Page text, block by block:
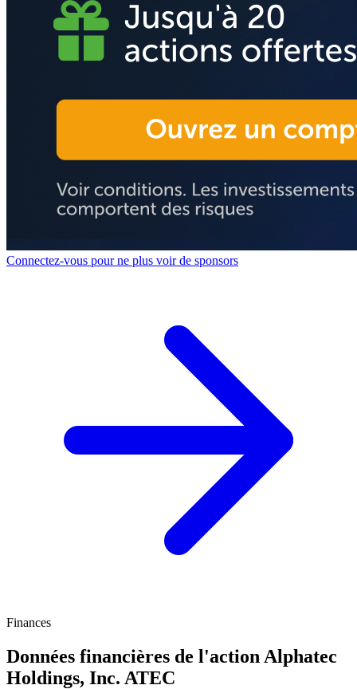
Connectez-vous pour ne plus voir de sponsors
Finances
Données financières de l'action Alphatec
Holdings, Inc. ATEC